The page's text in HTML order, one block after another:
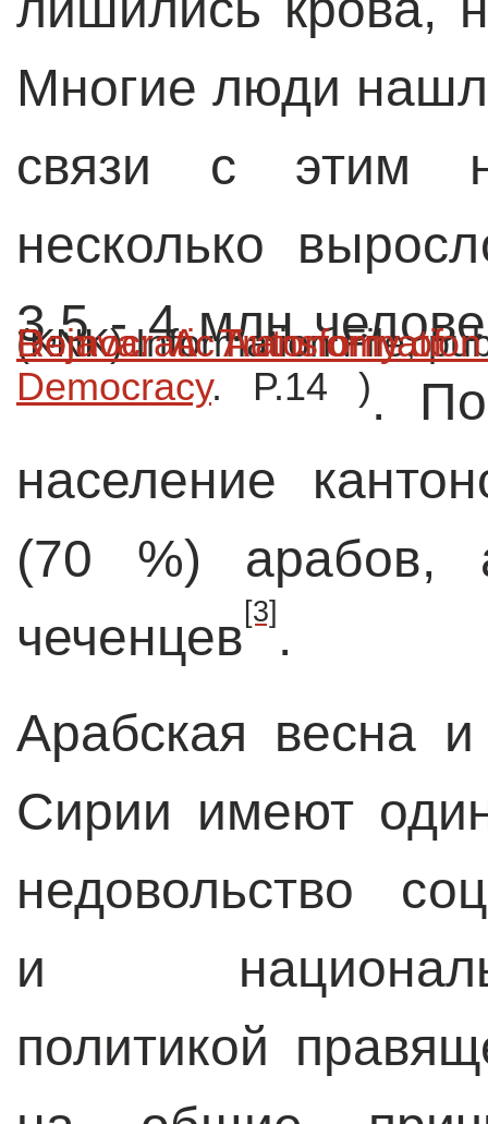
Многие люди
связи с этим
несколько
3,5 - 4 млн
(KNK) Information File,
Democracy. P.14 ). По
население
(70 %) арабов,
чеченцев [3] .
Арабская весна и
Сирии имеют
недовольство
и
политикой